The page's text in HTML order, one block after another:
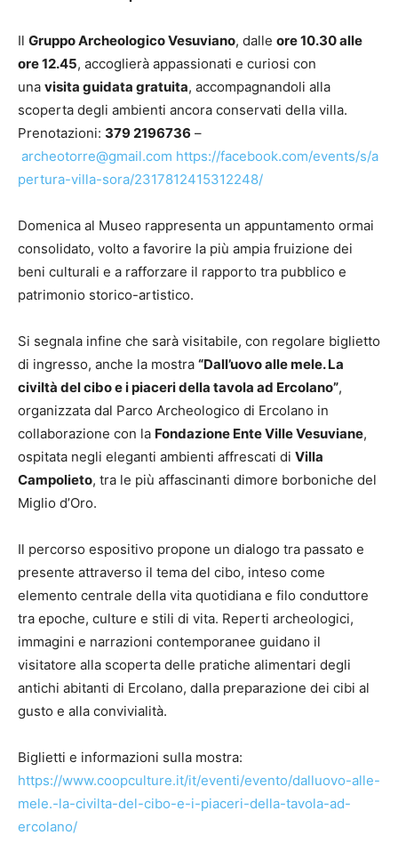
Il Gruppo Archeologico Vesuviano, dalle ore 10.30 alle
ore 12.45, accoglierà appassionati e curiosi con
una visita guidata gratuita, accompagnandoli alla
scoperta degli ambienti ancora conservati della villa.
Prenotazioni: 379 2196736 –
archeotorre@gmail.com https://facebook.com/events/s/a
pertura-villa-sora/2317812415312248/
Domenica al Museo rappresenta un appuntamento ormai
consolidato, volto a favorire la più ampia fruizione dei
beni culturali e a rafforzare il rapporto tra pubblico e
patrimonio storico-artistico.
Si segnala infine che sarà visitabile, con regolare biglietto
di ingresso, anche la mostra “Dall’uovo alle mele. La
civiltà del cibo e i piaceri della tavola ad Ercolano”,
organizzata dal Parco Archeologico di Ercolano in
collaborazione con la Fondazione Ente Ville Vesuviane,
ospitata negli eleganti ambienti affrescati di Villa
Campolieto, tra le più affascinanti dimore borboniche del
Miglio d’Oro.
Il percorso espositivo propone un dialogo tra passato e
presente attraverso il tema del cibo, inteso come
elemento centrale della vita quotidiana e filo conduttore
tra epoche, culture e stili di vita. Reperti archeologici,
immagini e narrazioni contemporanee guidano il
visitatore alla scoperta delle pratiche alimentari degli
antichi abitanti di Ercolano, dalla preparazione dei cibi al
gusto e alla convivialità.
Biglietti e informazioni sulla mostra:
https://www.coopculture.it/it/eventi/evento/dalluovo-alle-
mele.-la-civilta-del-cibo-e-i-piaceri-della-tavola-ad-
ercolano/